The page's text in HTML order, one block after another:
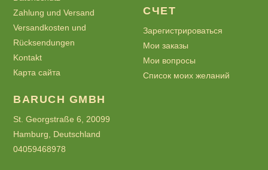
Zahlung und Versand
Versandkosten und
Rücksendungen
Kontakt
Карта сайта
СЧЕТ
Зарегистрироваться
Мои заказы
Мои вопросы
Список моих желаний
BARUCH GMBH
St. Georgstraße 6, 20099
Hamburg, Deutschland
04059468978